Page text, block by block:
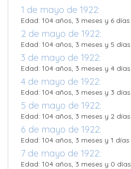
1 de mayo de 1922:
Edad: 104 años, 3 meses y 6 días
2 de mayo de 1922:
Edad: 104 años, 3 meses y 5 días
3 de mayo de 1922:
Edad: 104 años, 3 meses y 4 días
4 de mayo de 1922:
Edad: 104 años, 3 meses y 3 días
5 de mayo de 1922:
Edad: 104 años, 3 meses y 2 días
6 de mayo de 1922:
Edad: 104 años, 3 meses y 1 días
7 de mayo de 1922:
Edad: 104 años, 3 meses y 0 días